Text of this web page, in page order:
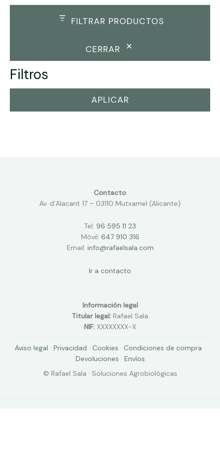
FILTRAR PRODUCTOS
CERRAR
Filtros
APLICAR
Contacto
Av. d’Alacant 17 – 03110 Mutxamel (Alicante)
Tel: 96 595 11 23
Móvil: 647 910 316
Email: info@rafaelsala.com
Ir a contacto
Información legal
Titular legal: Rafael Sala
NIF: XXXXXXXX-X
Aviso legal · Privacidad · Cookies · Condiciones de compra ·
Devoluciones · Envíos
© Rafael Sala · Soluciones Agrobiológicas